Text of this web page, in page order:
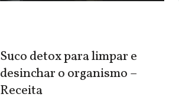
Suco detox para limpar e
desinchar o organismo –
Receita